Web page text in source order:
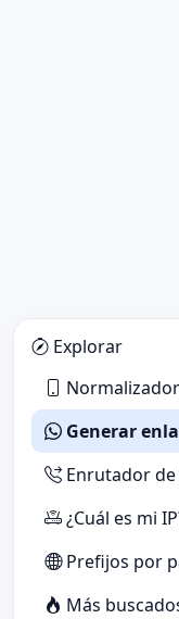
Explorar
Generar
Enrutador
¿Cuál es mi
Prefijos por
Más